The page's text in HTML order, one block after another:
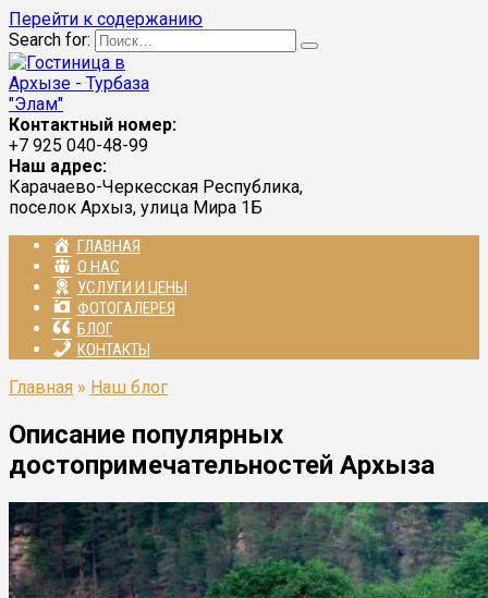
Перейти к содержанию
Search for:
Контактный номер:
+7 925 040-48-99
Наш адрес:
Карачаево-Черкесская Республика,
поселок Архыз, улица Мира 1Б
ГЛАВНАЯ
О НАС
УСЛУГИ И ЦЕНЫ
ФОТОГАЛЕРЕЯ
БЛОГ
КОНТАКТЫ
Главная » Наш блог
Описание популярных
достопримечательностей Архыза